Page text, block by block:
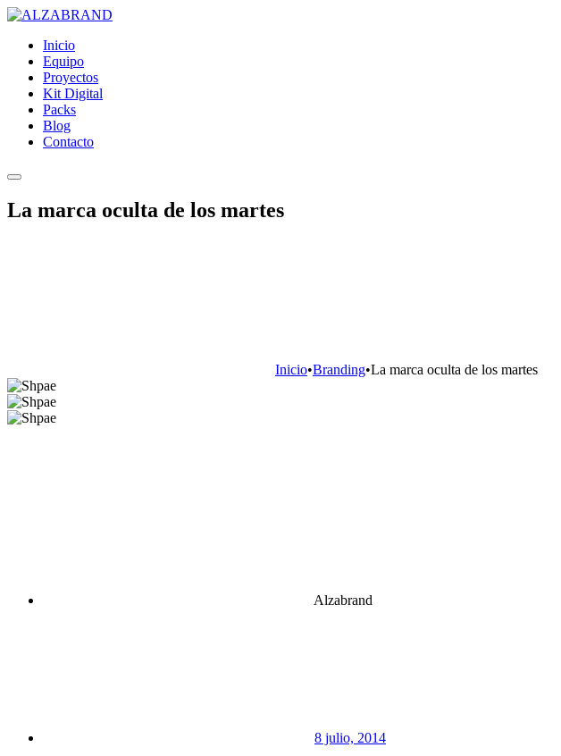
Inicio
Equipo
Proyectos
Kit Digital
Packs
Blog
Contacto
La marca oculta de los martes
Inicio•Branding•La marca oculta de los martes
Alzabrand
8 julio, 2014